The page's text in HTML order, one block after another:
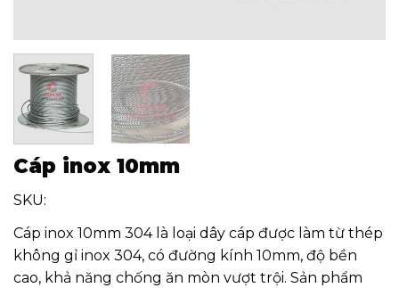
Cáp inox 10mm
SKU:
Cáp inox 10mm 304 là loại dây cáp được làm từ thép
không gỉ inox 304, có đường kính 10mm, độ bền
cao, khả năng chống ăn mòn vượt trội. Sản phẩm